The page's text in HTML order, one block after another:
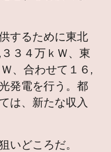
するために東北
３４万ｋＷ、東
、合わせて１６,
発電を行う。都
は、新たな収入
いどころだ。